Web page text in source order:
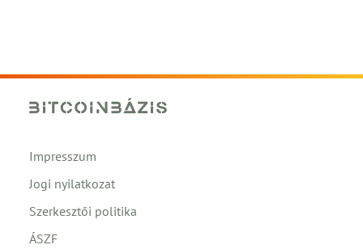
Impresszum
Jogi nyilatkozat
Szerkesztői politika
ÁSZF